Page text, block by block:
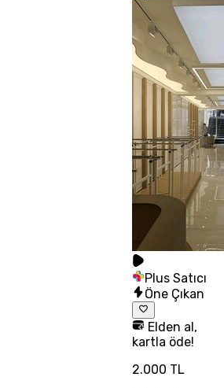
Plus Satıcı
Öne Çıkan
Elden al,
kartla öde!
2.000 TL